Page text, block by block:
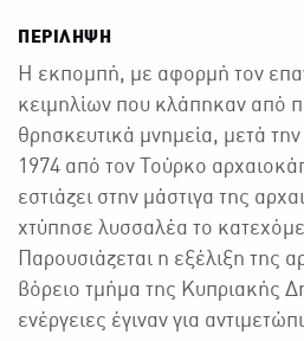
ΠΕΡΙΛΗΨΗ
Η εκπομπή, με αφορμή τον
κειμηλίων που κλάπηκαν από
θρησκευτικά μνημεία, μετά
1974 από τον Τούρκο
εστιάζει στην μάστιγα της
χτύπησε λυσσαλέα το
Παρουσιάζεται η εξέλιξη της
βόρειο τμήμα της Κυπριακής
ενέργειες έγιναν για